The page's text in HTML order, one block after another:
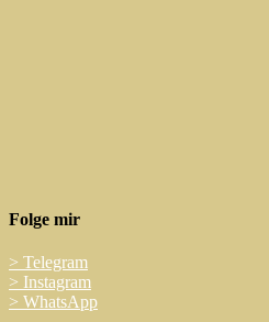
Folge mir
> Telegram
> Instagram
> WhatsApp